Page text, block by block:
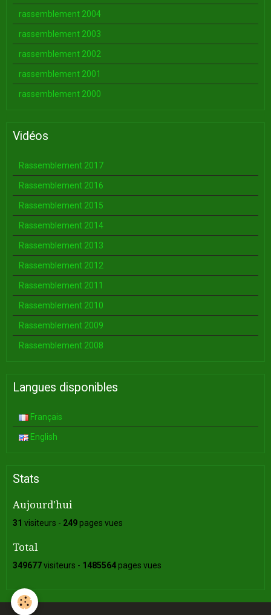
rassemblement 2004
rassemblement 2003
rassemblement 2002
rassemblement 2001
rassemblement 2000
Vidéos
Rassemblement 2017
Rassemblement 2016
Rassemblement 2015
Rassemblement 2014
Rassemblement 2013
Rassemblement 2012
Rassemblement 2011
Rassemblement 2010
Rassemblement 2009
Rassemblement 2008
Langues disponibles
Français
English
Stats
Aujourd'hui
31 visiteurs - 249pages vues
Total
349677visiteurs - 1485564pages vues